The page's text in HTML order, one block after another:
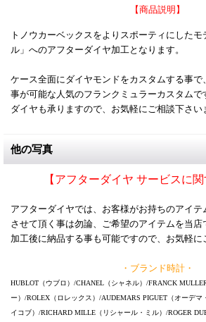
【商品説明】
トノウカーベックスをよりスポーティにした
ル」へのアフターダイヤ加工となります。
ケース全面にダイヤモンドをカスタムする事で
事が可能な人気のフランクミュラーカスタムで
ダイヤも承りますので、お気軽にご相談下さい
他の写真
【アフターダイヤ サービスに関
アフターダイヤでは、お客様がお持ちのアイ
させて頂く事は勿論、ご希望のアイテムを当
加工後に納品する事も可能ですので、お気軽に
・ブランド時計・
HUBLOT（ウブロ）/CHANEL（シャネル）/FRANCK
ー）/ROLEX（ロレックス）/AUDEMARS PIGUET（オーデマ
イコブ）/RICHARD MILLE（リシャール・ミル）/ROGER